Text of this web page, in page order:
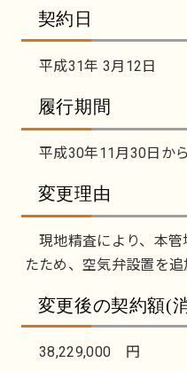
契約日
平成31年 3月12日
履行期間
平成30年11月30日か
変更理由
現地精査により、本管
たため、空気弁設置を
変更後の契約額(
38,229,000 円